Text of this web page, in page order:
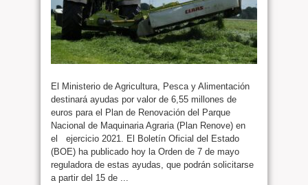
El Ministerio de Agricultura, Pesca y Alimentación
destinará ayudas por valor de 6,55 millones de
euros para el Plan de Renovación del Parque
Nacional de Maquinaria Agraria (Plan Renove) en
el ejercicio 2021. El Boletín Oficial del Estado
(BOE) ha publicado hoy la Orden de 7 de mayo
reguladora de estas ayudas, que podrán solicitarse
a partir del 15 de ...